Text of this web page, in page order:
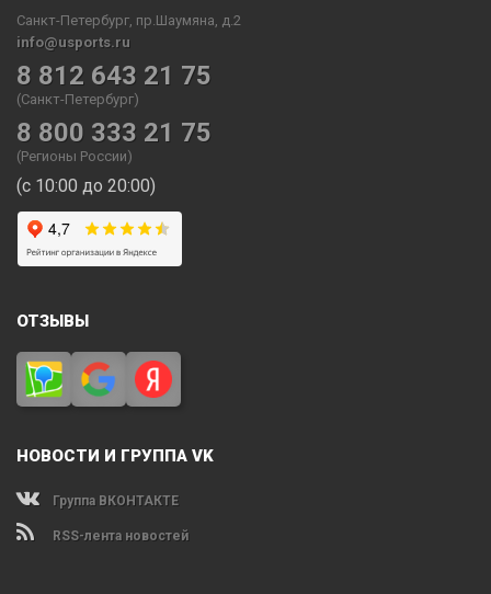
Санкт-Петербург, пр.Шаумяна, д.2
info@usports.ru
8 812 643 21 75
(Санкт-Петербург)
8 800 333 21 75
(Регионы России)
(с 10:00 до 20:00)
ОТЗЫВЫ
НОВОСТИ И ГРУППА VK
Группа ВКОНТАКТЕ
RSS-лента новостей